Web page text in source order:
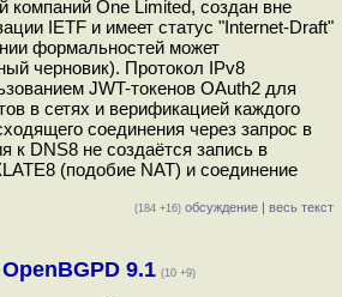
компаний One Limited, создан вне
IETF и имеет статус "Internet-Draft"
формальностей может
черновик). Протокол IPv8
JWT-токенов OAuth2 для
в сетях и верификацией каждого
соединения через запрос в
к DNS8 не создаётся запись в
(подобие NAT) и соединение
(184 +16) обсуждение | весь текст
9.1 (10 +9)